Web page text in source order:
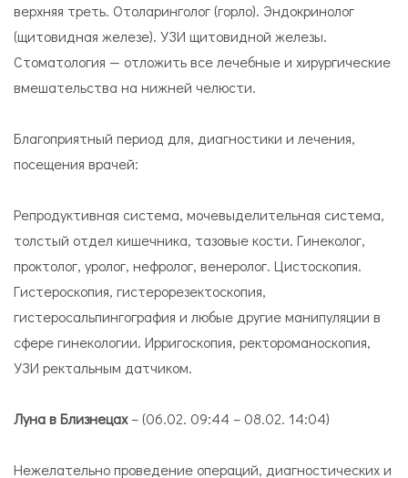
верхняя треть. Отоларинголог (горло). Эндокринолог
(щитовидная железе). УЗИ щитовидной железы.
Стоматология — отложить все лечебные и хирургические
вмешательства на нижней челюсти.
Благоприятный период для, диагностики и лечения,
посещения врачей:
Репродуктивная система, мочевыделительная система,
толстый отдел кишечника, тазовые кости. Гинеколог,
проктолог, уролог, нефролог, венеролог. Цистоскопия.
Гистероскопия, гистерорезектоскопия,
гистеросальпингография и любые другие манипуляции в
сфере гинекологии. Ирригоскопия, ректороманоскопия,
УЗИ ректальным датчиком.
Луна в Близнецах– (06.02. 09:44 – 08.02. 14:04)
Нежелательно проведение операций, диагностических и